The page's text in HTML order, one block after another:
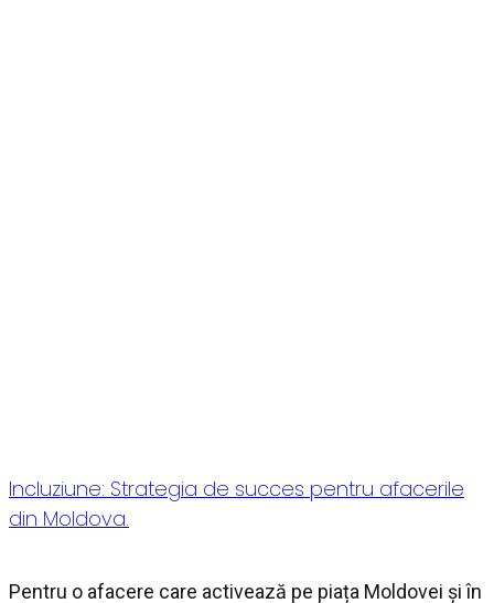
Incluziune: Strategia de succes pentru afacerile
din Moldova.
Pentru o afacere care activează pe piața Moldovei și în